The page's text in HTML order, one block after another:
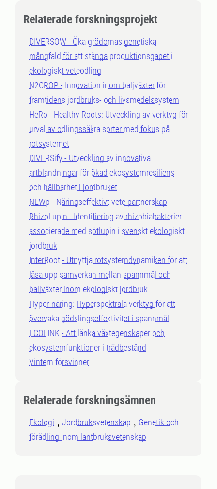
Relaterade forskningsprojekt
DIVERSOW - Öka grödornas genetiska
mångfald för att stänga produktionsgapet i
ekologiskt veteodling
N2CROP - Innovation inom baljväxter för
framtidens jordbruks- och livsmedelssystem
HeRo - Healthy Roots: Utveckling av verktyg för
urval av odlingssäkra sorter med fokus på
rotsystemet
DIVERSify - Utveckling av innovativa
artblandningar för ökad ekosystemresiliens
och hållbarhet i jordbruket
NEWp - Näringseffektivt vete partnerskap
RhizoLupin - Identifiering av rhizobiabakterier
associerade med sötlupin i svenskt ekologiskt
jordbruk
InterRoot - Utnyttja rotsystemdynamiken för att
låsa upp samverkan mellan spannmål och
baljväxter inom ekologiskt jordbruk
Hyper-näring: Hyperspektrala verktyg för att
övervaka gödslingseffektivitet i spannmål
ECOLINK - Att länka växtegenskaper och
ekosystemfunktioner i trädbestånd
Vintern försvinner
Relaterade forskningsämnen
Ekologi Jordbruksvetenskap
Genetik och
förädling inom lantbruksvetenskap